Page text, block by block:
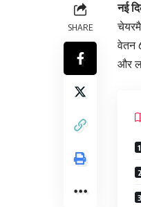
SHARE
नई
वेतन
और